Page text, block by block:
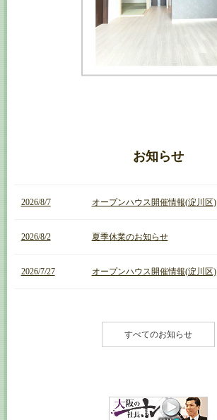
お知らせ
2026/8/7 オープンハウス開催情報(淀川区)
2026/8/2 夏季休業のお知らせ
2026/7/27 オープンハウス開催情報(淀川区)
すべてのお知らせ